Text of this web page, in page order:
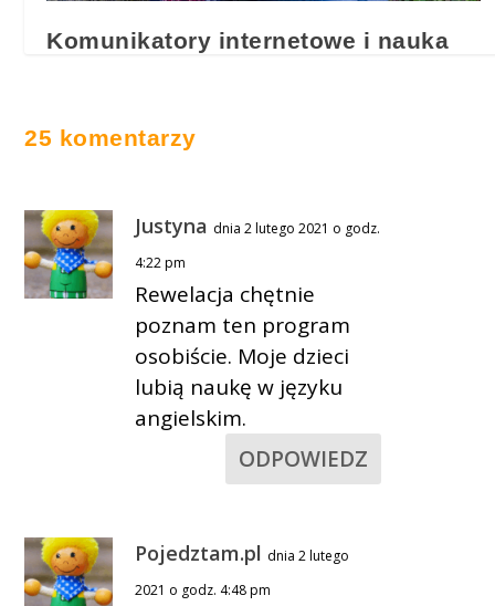
Komunikatory internetowe i nauka
25 komentarzy
Justyna dnia 2 lutego 2021 o godz.
4:22 pm
Rewelacja chętnie
poznam ten program
osobiście. Moje dzieci
lubią naukę w języku
angielskim.
ODPOWIEDZ
Pojedztam.pl dnia 2 lutego
2021 o godz. 4:48 pm